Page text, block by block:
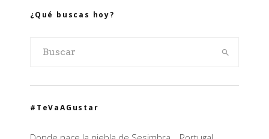
¿Qué buscas hoy?
#TeVaAGustar